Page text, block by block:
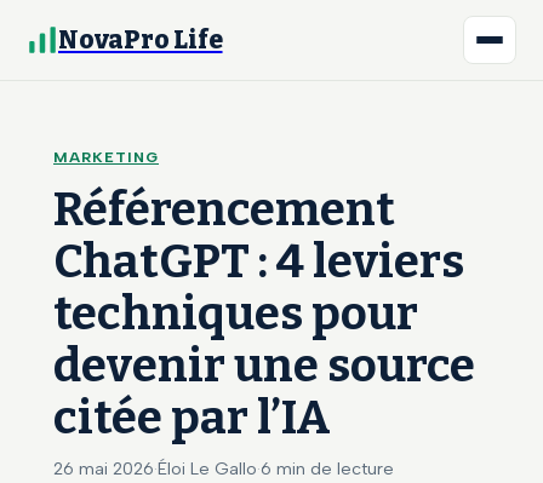
NovaPro Life
MARKETING
Référencement
ChatGPT : 4 leviers
techniques pour
devenir une source
citée par l’IA
26 mai 2026·Éloi Le Gallo·6 min de lecture